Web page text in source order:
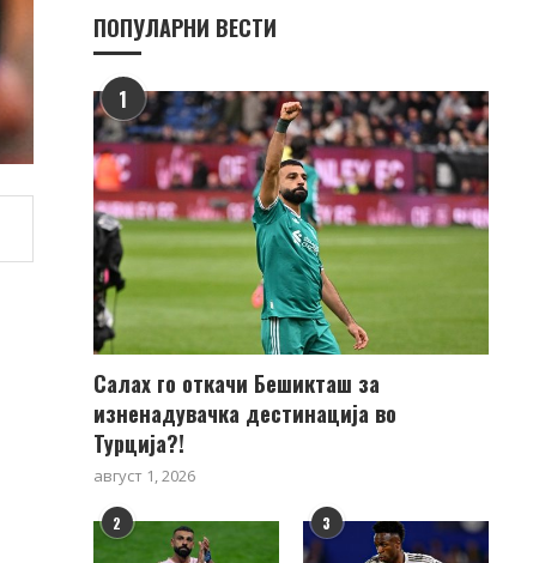
ПОПУЛАРНИ ВЕСТИ
1
Салах го откачи Бешикташ за
изненадувачка дестинација во
Турција?!
август 1, 2026
2 3